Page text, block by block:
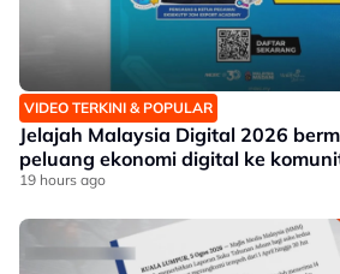
VIDEO TERKINI & POPULAR
Jelajah Malaysia Digital 2026
peluang ekonomi digital ke
19 hours ago